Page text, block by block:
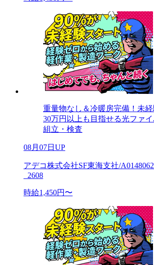
重量物なし＆冷暖房完備！未
30万円以上も目指せる光ファ
組立・検査
08月07日UP
アデコ株式会社SF東海支社/
_2608
時給1,450円〜